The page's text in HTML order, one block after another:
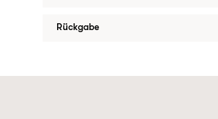
Rückgabe